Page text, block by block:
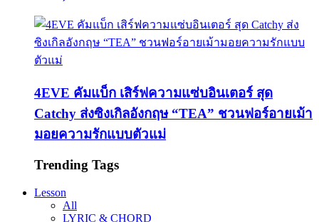
4EVE คัมแบ็ก เสิร์ฟความแซ่บอินเตอร์ สุด
Catchy ส่งซิงเกิลอังกฤษ “TEA” ชวนฟอร์อายเม้า
มอยความรักแบบตัวแม่
Trending Tags
Lesson
All
LYRIC & CHORD